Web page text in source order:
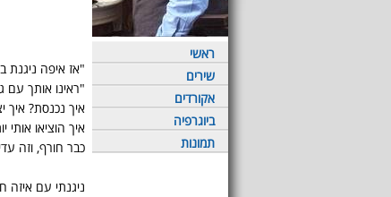
ראשי
שירים
אקורדים
ביוגרפיה
תמונות
"אז איפה ניגנת
"ראינו אותך עם
איך נכנסת? איך
איך הוציאו אותי
כבר חורף, וזה
ניגנתי עם איזה